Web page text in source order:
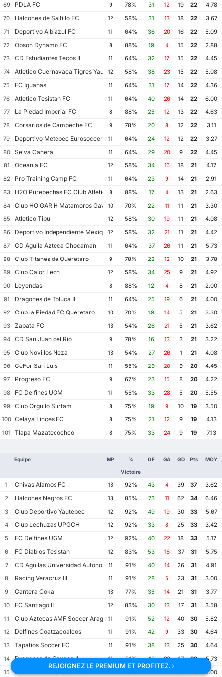
69
PDLA FC 9 78% 31 12 19 22
4.78
70
Halcones de Saltillo FC 12 58% 31 13 18 22
3.67
71
Deportivo Albiazul FC 11 64% 36 20 16 22
5.09
72
Obson Dynamo FC 8 88% 19 4 15 22
2.88
73
CD Estudiantes Tecos II 11 64% 32 17 15 22
4.45
74
Atletico Cuernavaca Tigres Yautepec
12 58% 38 23 15 22
5.08
75
FC Iguanas 11 64% 31 17 14 22
4.36
76
Atletico Tesistan FC 11 64% 40 26 14 22
6.00
77
La Piedad Imperial FC 8 88% 25 12 13 22
4.63
78
Corsarios de Campeche FC 9 78% 20 8 12 22
3.11
79
Deportivo Metepec Eurosoccer FC
11 64% 24 12 12 22
3.27
80
Selva Canera 11 64% 29 20 9 22
4.45
81
Oceania FC 12 58% 34 16 18 21
4.17
82
Pro Training Camp FC 11 64% 23 9 14 21
2.91
83
H2O Purepechas FC Club Atletico Morelia II
8 88% 17 4 13 21
2.63
84
Club HO GAR H Matamoros Gavilanes FC Matamoros II
10 70% 22 11 11 21
3.30
85
Atletico Tibu 12 58% 30 19 11 21
4.08
86
Deportivo Independiente Mexiquense
12 58% 32 21 11 21
4.42
87
CD Aguila Azteca Chocaman 11 64% 37 26 11 21
5.73
88
Club Titanes de Queretaro 9 78% 22 12 10 21
3.78
89
Club Calor Leon 12 58% 34 25 9 21
4.92
90
Leyendas 8 88% 12 4 8 21
2.00
91
Dragones de Toluca II 11 64% 25 19 6 21
4.00
92
Club la Piedad FC Queretaro 10 70% 19 14 5 21
3.30
93
Zapata FC 13 54% 26 21 5 21
3.62
94
CD San Juan del Rio 9 78% 16 13 3 21
3.22
95
Club Novillos Neza 13 54% 27 26 1 21
4.08
96
CeFor San Luis 11 55% 29 20 9 20
4.45
97
Progreso FC 9 67% 23 15 8 20
4.22
98
FC Delfines UGM 11 55% 33 28 5 20
5.55
99
Club Orgullo Surtam 8 75% 19 9 10 19
3.50
100 Celaya Linces FC 8 75% 21 12 9 19
4.13
101
Tlapa Mazatecochco 8 75% 33 24 9 19 7.13
Equipe MP %
Victoire
GF GA GD Pts MOY
1 Chivas Alamos FC 13 92% 43 4 39 37
3.62
2
Halcones Negros FC 13 85% 73 11 62 34
6.46
3
Club Deportivo Yautepec 12 92% 49 19 30 33
5.67
4
Club Lechuzas UPGCH 12 92% 33 8 25 33
3.42
5
FC Delfines UGM 12 92% 40 22 18 33
5.17
6
FC Diablos Tesistan 12 83% 53 16 37 31
5.75
7
CD Aguilas Universidad Autonoma de Guerrero
11 91% 40 14 26 31
4.91
8
Racing Veracruz III 11 91% 28 5 23 31
3.00
9
Cantera Coka 13 77% 35 14 21 31
3.77
10
FC Santiago II 12 83% 30 13 17 31
3.58
11
Club Aztecas AMF Soccer Aragon11 91% 52 12 40 30
5.82
12
Delfines Coatzacoalcos 11 91% 42 9 33 30
4.64
13
Tapatios Soccer FC 11 91% 38 13 25 30
4.64
14 Dragones de Oaxaca II 11 91% 40 23 17 30
5.73
15 Club Bombarderos de Tecamac 5.00
REJOIGNEZ LE PREMIUM ET PROFITEZ.